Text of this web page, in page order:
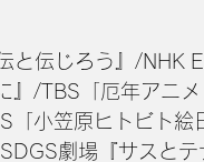
と伝じろう』/NHK
』/TBS「厄年アニ
「小笠原ヒトビト絵
劇場『サスとテ